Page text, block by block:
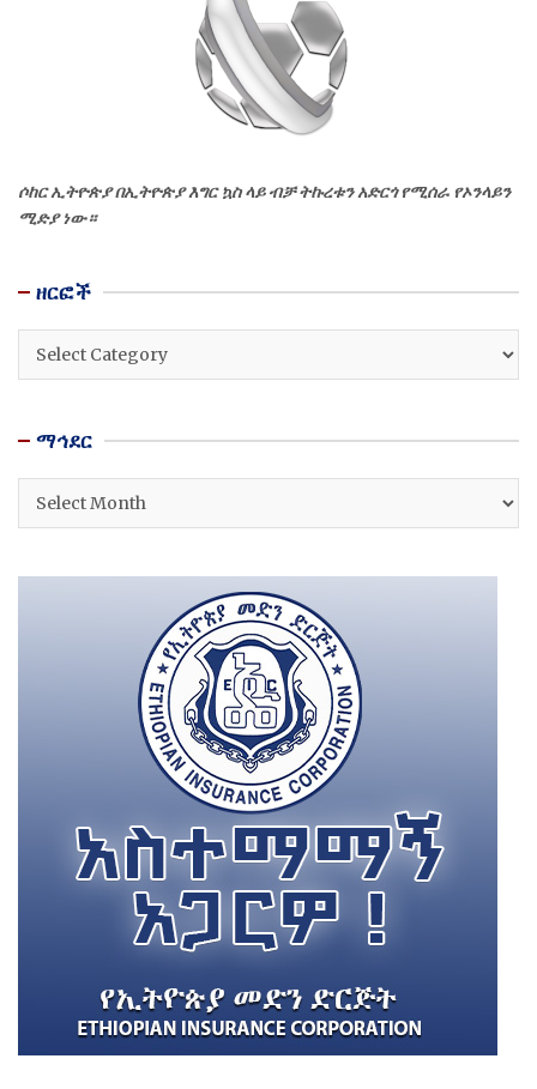
ሶከር ኢትዮጵያ በኢትዮጵያ እግር ኳስ ላይ ብቻ ትኩረቱን አድርጎ የሚሰራ የኦንላይን
ሚድያ ነው።
ዘርፎች
ዘርፎች
ማኅደር
ማኅደር